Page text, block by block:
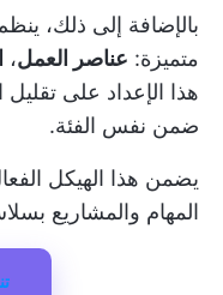
بالإضافة إلى ذلك،
متميزة: عناصر العمل،
هذا الإعداد على
ضمن نفس الفئة.
يضمن هذا الهيكل
المهام والمشاريع